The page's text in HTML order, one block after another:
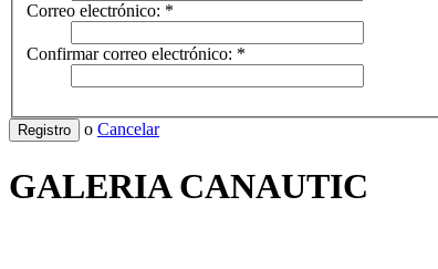
Correo electrónico: *
Confirmar correo electrónico: *
Registro o Cancelar
GALERIA CANAUTIC